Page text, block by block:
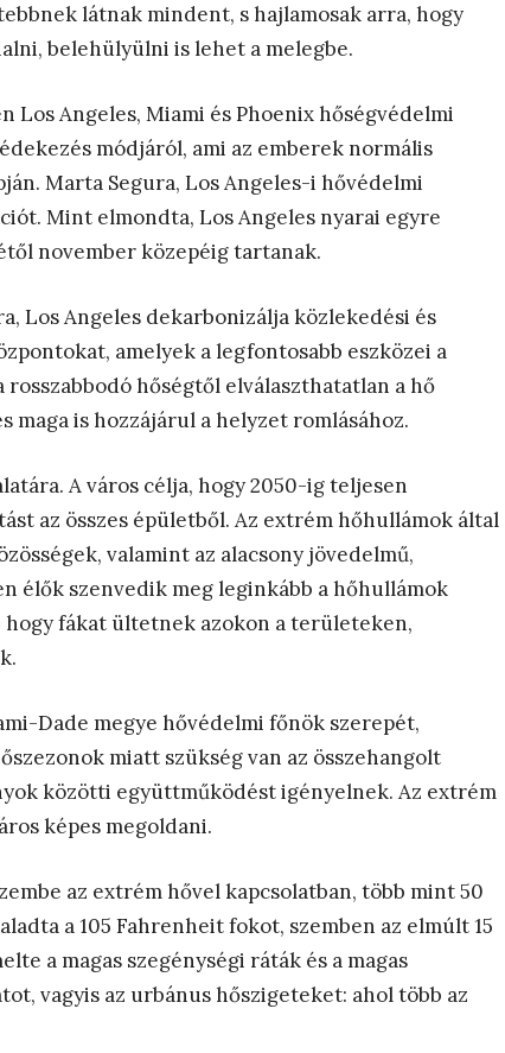
látnak mindent, s hajlamosak arra, hogy
belehülyülni is lehet a melegbe.
Los Angeles, Miami és Phoenix hőségvédelmi
módjáról, ami az emberek normális
Marta Segura, Los Angeles-i hővédelmi
Mint elmondta, Los Angeles nyarai egyre
november közepéig tartanak.
Los Angeles dekarbonizálja közlekedési és
amelyek a legfontosabb eszközei a
hőségtől elválaszthatatlan a hő
maga is hozzájárul a helyzet romlásához.
A város célja, hogy 2050-ig teljesen
az összes épületből. Az extrém hőhullámok által
valamint az alacsony jövedelmű,
szenvedik meg leginkább a hőhullámok
fákat ültetnek azokon a területeken,
Dade megye hővédelmi főnök szerepét,
miatt szükség van az összehangolt
közötti együttműködést igényelnek. Az extrém
képes megoldani.
az extrém hővel kapcsolatban, több mint 50
a 105 Fahrenheit fokot, szemben az elmúlt 15
a magas szegénységi ráták és a magas
vagyis az urbánus hőszigeteket: ahol több az